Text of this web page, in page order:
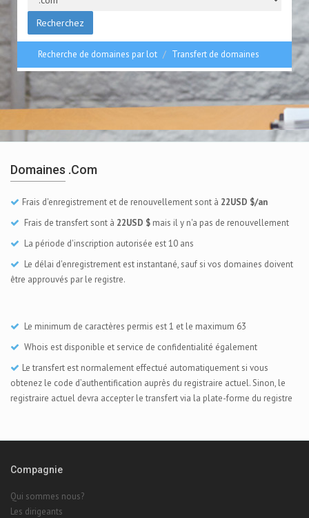
Recherchez
Recherche de domaines par lot Transfert de domaines
Domaines .com
Frais d'enregistrement et de renouvellement sont à 22USD $/an
Frais de transfert sont à 22USD $ mais il y n'a pas de renouvellement
La période d'inscription autorisée est 10 ans
Le délai d'enregistrement est instantané, sauf si vos domaines doivent
être approuvés par le registre.
Le minimum de caractères permis est 1 et le maximum 63
Whois est disponible et service de confidentialité également
Le transfert est normalement effectué automatiquement si vous
obtenez le code d’authentification auprès du registraire actuel. Sinon, le
registraire actuel devra accepter le transfert via la plate-forme du registre
Compagnie
Qui sommes nous?
Les dirigeants